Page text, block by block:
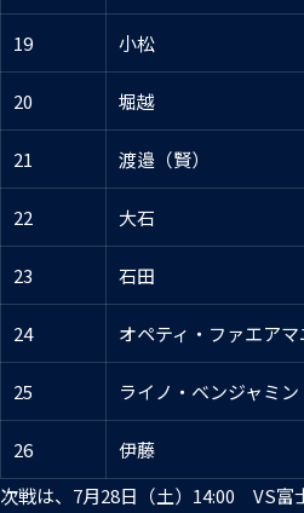
19 小松
20 堀越
21 渡邉（賢）
22 大石
23 石田
24 オペティ・ファエアマ
25 ライノ・ベンジャミン
26
伊藤
次戦は、7月28日（土）14:00 VS富